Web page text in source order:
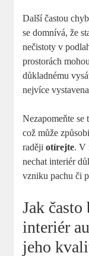
Další častou
se domnívá, že
nečistoty v
prostorách
důkladnému
nejvíce
Nezapomeňte
což může
radějiotírejte. V
nechat interiér
vzniku pachu či
Jak
interiér
jeho